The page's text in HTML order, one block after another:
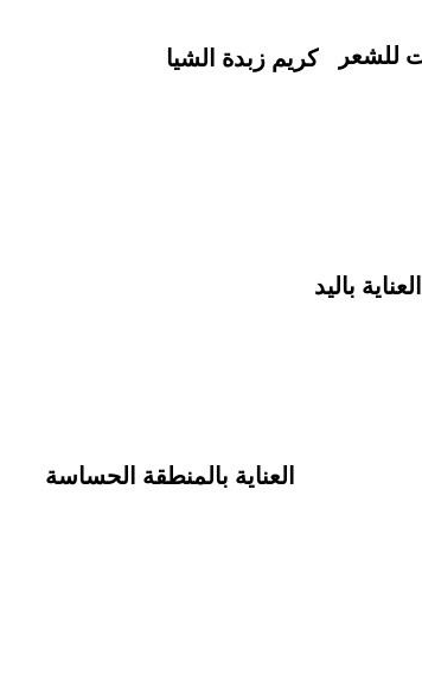
كريم زبدة الشيا للشعر
العناية بالمنطقة الحساسة
العناية باليد